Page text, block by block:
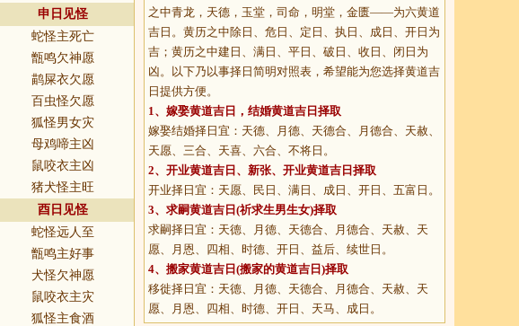
申日见怪
蛇怪主死亡
甑鸣欠神愿
鹋屎衣欠愿
百虫怪欠愿
狐怪男女灾
母鸡啼主凶
鼠咬衣主凶
猪犬怪主旺
酉日见怪
蛇怪远人至
甑鸣主好事
犬怪欠神愿
鼠咬衣主灾
狐怪主食酒
之中青龙，天德，玉堂，司命，明堂，金匮——为六黄道
吉日。黄历之中除日、危日、定日、执日、成日、开日为
吉；黄历之中建日、满日、平日、破日、收日、闭日为
凶。以下乃以事择日简明对照表，希望能为您选择黄道吉
日提供方便。
1、 嫁娶黄道吉日 ，结婚黄道吉日择取
嫁娶结婚择日宜：天德、月德、天德合、月德合、天赦、
天愿、三合、天喜、六合、不将日。
2、 开业黄道吉日 、新张、开业黄道吉日择取
开业择日宜：天愿、民日、满日、成日、开日、五富日。
3、 求嗣黄道吉日 (祈求生男生女)择取
求嗣择日宜：天德、月德、天德合、月德合、天赦、天
愿、月恩、四相、时德、开日、益后、续世日。
4、 搬家黄道吉日 (搬家的黄道吉日)择取
移徙择日宜：天德、月德、天德合、月德合、天赦、天
愿、月恩、四相、时德、开日、天马、成日。